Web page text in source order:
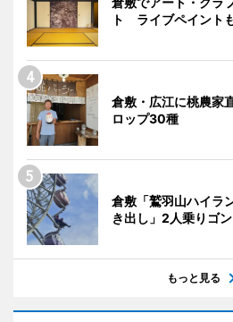
ト ライブペイント
倉敷・広江に桃農
ロップ30種
倉敷「鷲羽山ハイラ
き出し」2人乗りゴ
もっと見る